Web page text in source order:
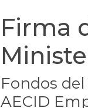
Firma
Fondos
AECID